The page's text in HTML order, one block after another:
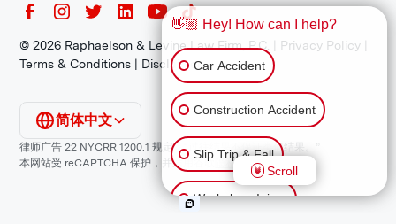
©2026 Raphaelson & Levine Law Firm, P.C. | Privacy Policy
Terms & Conditions | Disclaimer
律师广告 22 NYCRR 1200.1 规定：“过往结果不保证类似结果。”
本网站受 reCAPTCHA 保护，并适用谷歌
隐私政策和 。
简体中文
👋🏼 Hey! How can I help?
Car Accident
Construction Accident
Slip Trip & Fall
Workplace Injury
Scroll